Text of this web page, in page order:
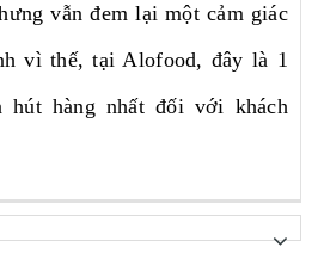
vẫn đem lại một cảm giác
vì thế, tại Alofood, đây là 1
hút hàng nhất đối với khách